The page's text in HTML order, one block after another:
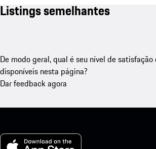
Listings semelhantes
De modo geral, qual é seu nível de
disponíveis nesta página?
Dar feedback agora